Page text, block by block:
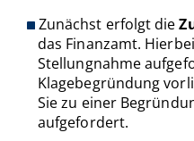
Zunächst erfolgt die
das Finanzamt.
Stellungnahme
Klagebegründung
Sie zu einer
aufgefordert.